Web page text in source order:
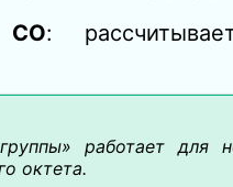
СО:
работает для
октета.